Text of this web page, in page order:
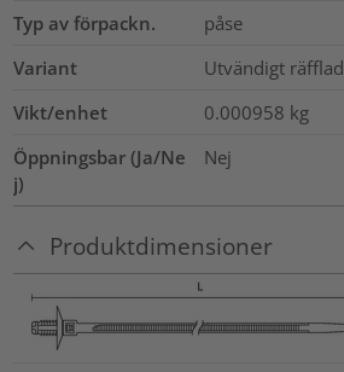
Typ av förpackn.
påse
Variant
Utvändigt räfflad
Vikt/enhet
0.000958 kg
Öppningsbar (Ja/Ne
j)
Nej
Produktdimensioner